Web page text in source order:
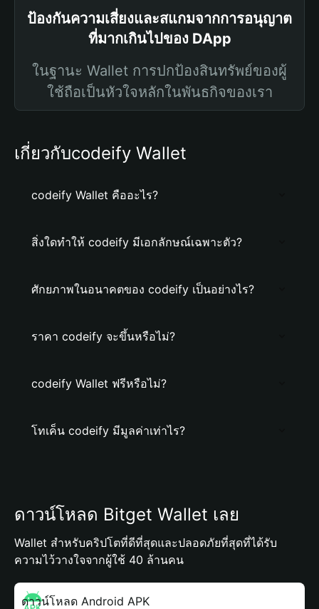
ป้องกันความเสี่ยงและสแกมจากการอนุญาต
ที่มากเกินไปของ DApp
ในฐานะ Wallet การปกป้องสินทรัพย์ของผู้
ใช้ถือเป็นหัวใจหลักในพันธกิจของเรา
เกี่ยวกับcodeify Wallet
codeify Wallet คืออะไร?
สิ่งใดทำให้ codeify มีเอกลักษณ์เฉพาะตัว?
ศักยภาพในอนาคตของ codeify เป็นอย่างไร?
ราคา codeify จะขึ้นหรือไม่?
codeify Wallet ฟรีหรือไม่?
โทเค็น codeify มีมูลค่าเท่าไร?
ดาวน์โหลด Bitget Wallet เลย
Wallet สำหรับคริปโตที่ดีที่สุดและปลอดภัยที่สุดที่ได้รับ
ความไว้วางใจจากผู้ใช้ 40 ล้านคน
ดาวน์โหลด Android APK